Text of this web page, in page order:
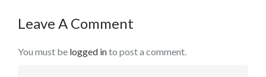
Leave A Comment
You must be logged into post a comment.